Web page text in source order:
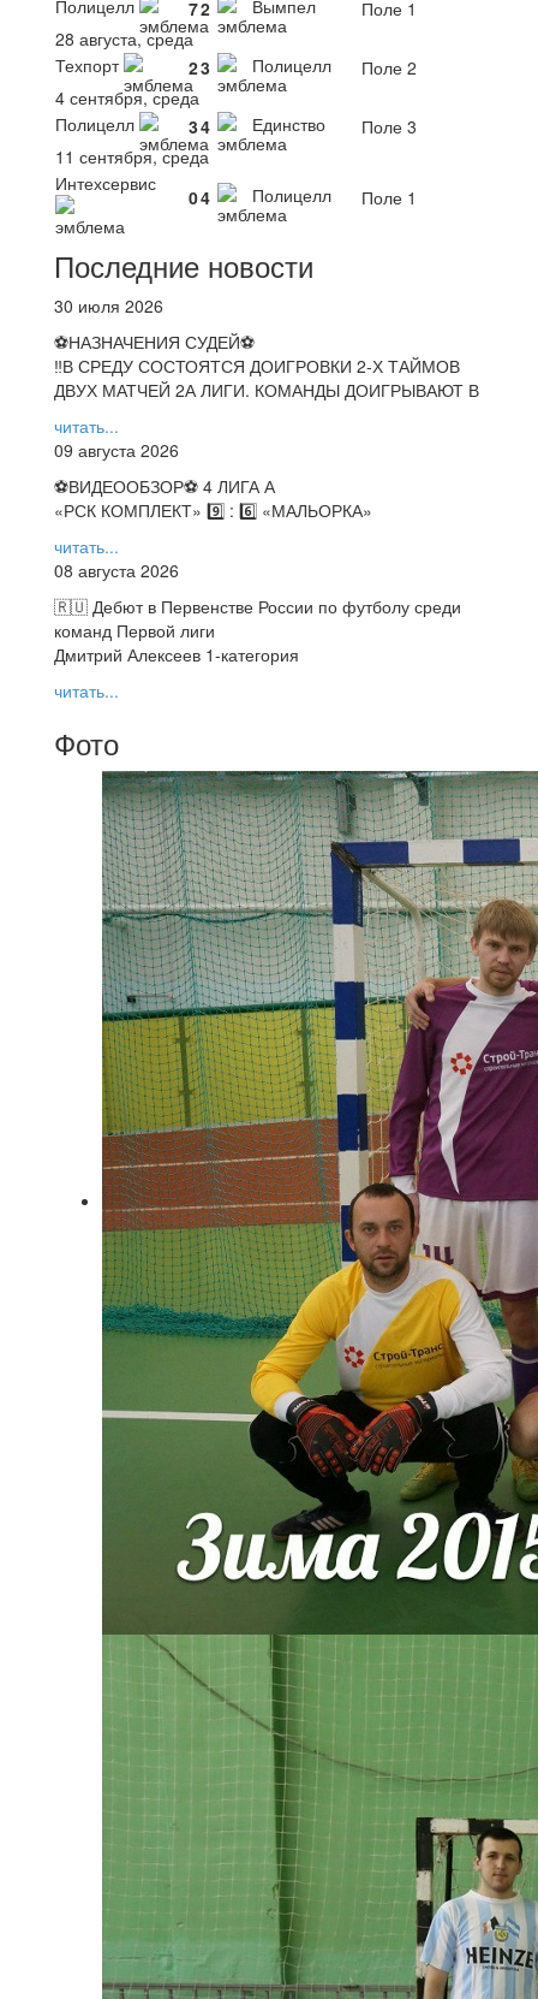
Полицелл 72 Вымпел
Поле 1
28 августа, среда
Техпорт
23 Полицелл
Поле 2
4 сентября, среда
Полицелл
34 Единство
Поле 3
11 сентября, среда
Интехсервис
04 Полицелл Поле 1
Последние новости
30 июля 2026
⚽НАЗНАЧЕНИЯ СУДЕЙ⚽
‼В СРЕДУ СОСТОЯТСЯ ДОИГРОВКИ 2-Х ТАЙМОВ
ДВУХ МАТЧЕЙ 2А ЛИГИ. КОМАНДЫ ДОИГРЫВАЮТ В
читать...
09 августа 2026
⚽️ВИДЕООБЗОР⚽️ 4 ЛИГА А
«РСК КОМПЛЕКТ» 9️⃣ : 6️⃣ «МАЛЬОРКА»
читать...
08 августа 2026
🇷🇺 Дебют в Первенстве России по футболу среди
команд Первой лиги
Дмитрий Алексеев 1-категория
читать...
Фото